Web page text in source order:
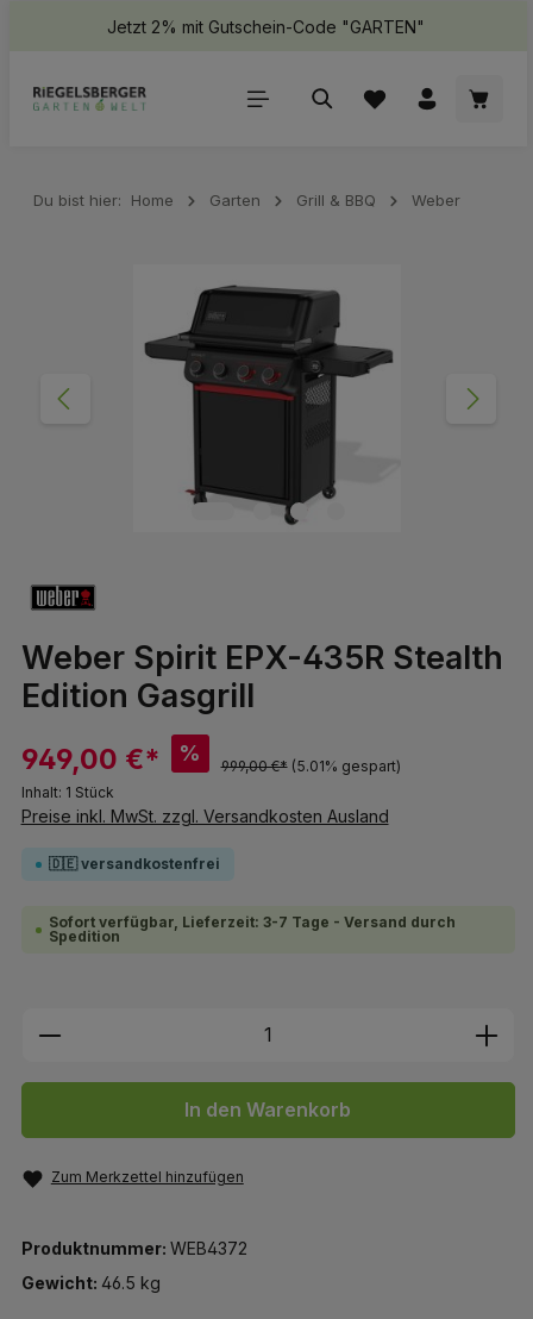
springenJetzt 2% mit Gutschein-Code "GARTEN"
Du bist hier: Home Garten Grill & BBQ Weber
Weber Spirit EPX-435R Stealth
Edition Gasgrill
949,00 €* %
999,00 €* (5.01% gespart)
Inhalt: 1 Stück
Preise inkl. MwSt. zzgl. Versandkosten Ausland
🇩🇪 versandkostenfrei
Sofort verfügbar, Lieferzeit: 3-7 Tage - Versand durch
Spedition
Produkt Anzahl: Gib den
In den Warenkorb
Zum Merkzettel hinzufügen
Produktnummer: WEB4372
Gewicht: 46.5 kg